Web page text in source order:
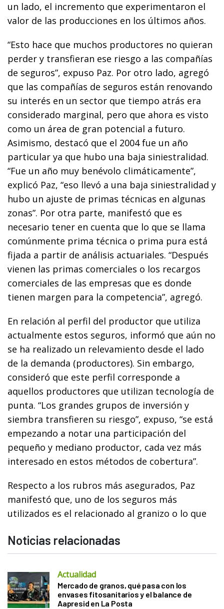
un lado, el incremento que experimentaron el
valor de las producciones en los últimos años.
“Esto hace que muchos productores no quieran
perder y transfieran ese riesgo a las compañías
de seguros”, expuso Paz. Por otro lado, agregó
que las compañías de seguros están renovando
su interés en un sector que tiempo atrás era
considerado marginal, pero que ahora es visto
como un área de gran potencial a futuro.
Asimismo, destacó que el 2004 fue un año
particular ya que hubo una baja siniestralidad.
“Fue un año muy benévolo climáticamente”,
explicó Paz, “eso llevó a una baja siniestralidad y
hubo un ajuste de primas técnicas en algunas
zonas”. Por otra parte, manifestó que es
necesario tener en cuenta que lo que se llama
comúnmente prima técnica o prima pura está
fijada a partir de análisis actuariales. “Después
vienen las primas comerciales o los recargos
comerciales de las empresas que es donde
tienen margen para la competencia”, agregó.
En relación al perfil del productor que utiliza
actualmente estos seguros, informó que aún no
se ha realizado un relevamiento desde el lado
de la demanda (productores). Sin embargo,
consideró que este perfil corresponde a
aquellos productores que utilizan tecnología de
punta. “Los grandes grupos de inversión y
siembra transfieren su riesgo”, expuso, “se está
empezando a notar una participación del
pequeño y mediano productor, cada vez más
interesado en estos métodos de cobertura”.
Respecto a los rubros más asegurados, Paz
manifestó que, uno de los seguros más
utilizados es el relacionado al granizo o lo que
Noticias relacionadas
Actualidad
Mercado de granos, qué pasa con los
envases fitosanitarios y el balance de
Aapresid en La Posta